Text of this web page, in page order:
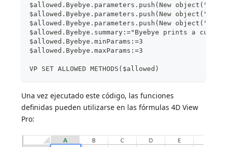
$allowed.Byebye.parameters.push(New
$allowed.Byebye.parameters.push(New
$allowed.Byebye.parameters.push(New
$allowed.Byebye.summary:="Byebye prints a
$allowed.Byebye.minParams:=3
$allowed.Byebye.maxParams:=3
VP SET ALLOWED METHODS($allowed)
Una vez ejecutado este código, las funciones
definidas pueden utilizarse en las fórmulas 4D View
Pro: